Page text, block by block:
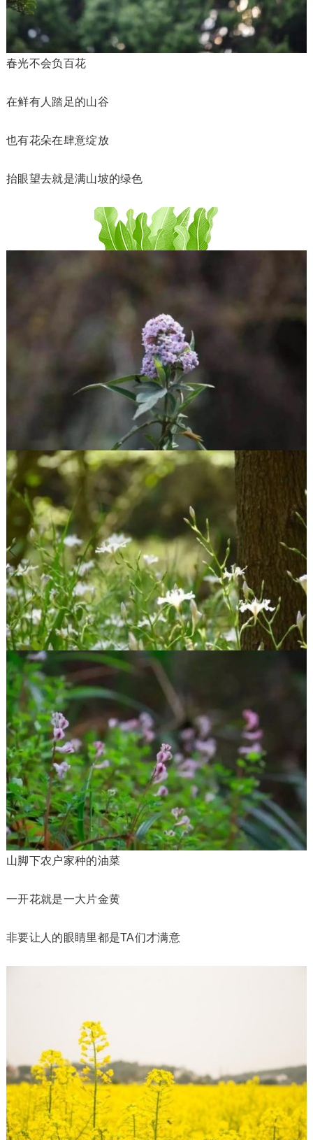
春光不会负百花
在鲜有人踏足的山谷
也有花朵在肆意绽放
抬眼望去就是满山坡的绿色
山脚下农户家种的油菜
一开花就是一大片金黄
非要让人的眼睛里都是TA们才满意